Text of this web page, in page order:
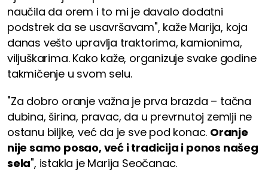
naučila da orem i to mi je davalo dodatni
podstrek da se usavršavam", kaže Marija, koja
danas vešto upravlja traktorima, kamionima,
viljuškarima. Kako kaže, organizuje svake godine
takmičenje u svom selu.
"Za dobro oranje važna je prva brazda – tačna
dubina, širina, pravac, da u prevrnutoj zemlji ne
ostanu biljke, već da je sve pod konac. Oranje
nije samo posao, već i tradicija i ponos našeg
sela", istakla je Marija Seočanac.